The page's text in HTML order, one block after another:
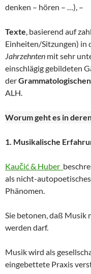
denken – hören – …), –
Texte, basierend auf
Einheiten/Sitzungen) in
Jahrzehnten mit sehr
einschlägig gebildeten
der
ALH.
Worum geht es in
1. Musikalische
Kaučić & Huber
als nicht-
Phänomen.
Sie betonen, daß Musik
werden darf.
Musik wird als
eingebettete Praxis